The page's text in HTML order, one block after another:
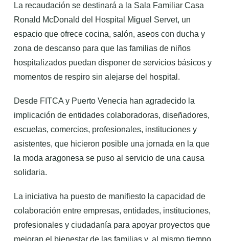
La recaudación se destinará a la Sala Familiar Casa
Ronald McDonald del Hospital Miguel Servet, un
espacio que ofrece cocina, salón, aseos con ducha y
zona de descanso para que las familias de niños
hospitalizados puedan disponer de servicios básicos y
momentos de respiro sin alejarse del hospital.
Desde FITCA y Puerto Venecia han agradecido la
implicación de entidades colaboradoras, diseñadores,
escuelas, comercios, profesionales, instituciones y
asistentes, que hicieron posible una jornada en la que
la moda aragonesa se puso al servicio de una causa
solidaria.
La iniciativa ha puesto de manifiesto la capacidad de
colaboración entre empresas, entidades, instituciones,
profesionales y ciudadanía para apoyar proyectos que
mejoran el bienestar de las familias y, al mismo tiempo,